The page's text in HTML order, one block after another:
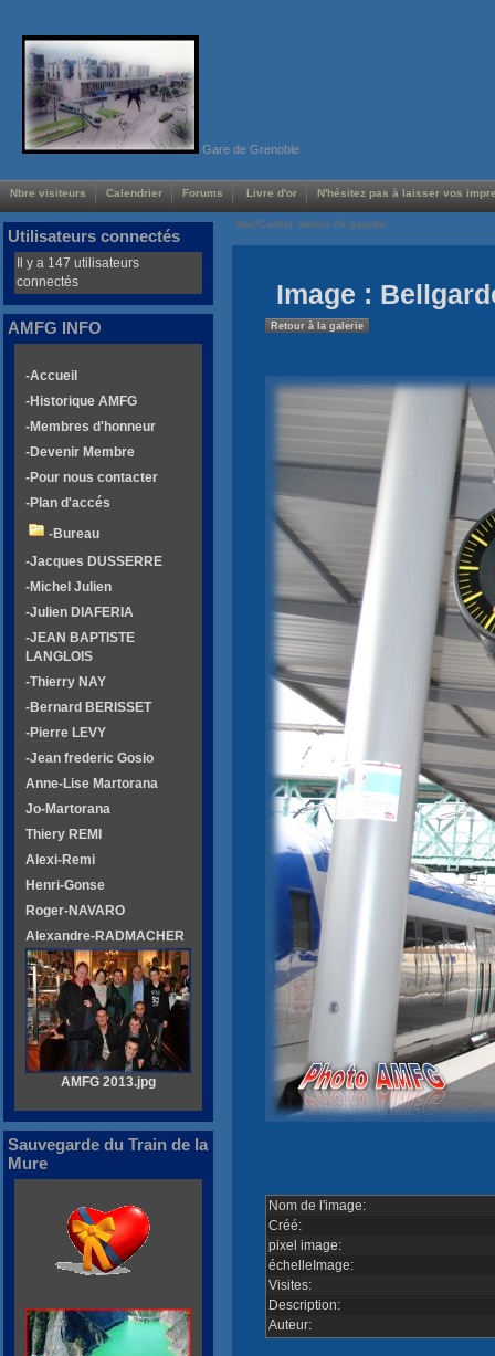
Gare de Grenoble
Nbre visiteurs Calendrier Forums Livre d'or N'hésitez pas à laisser vos
Voir/Cacher menus de gauche
Image :
Retour à la galerie
Nom de l'image:
Créé:
pixel image:
échelleImage:
Visites:
Description:
Auteur:
Utilisateurs connectés
Il y a 147 utilisateurs
connectés
AMFG INFO
-Accueil
-Historique AMFG
-Membres d'honneur
-Devenir Membre
-Pour nous contacter
-Plan d'accés
-Bureau
-Jacques DUSSERRE
-Michel Julien
-Julien DIAFERIA
-JEAN BAPTISTE
LANGLOIS
-Thierry NAY
-Bernard BERISSET
-Pierre LEVY
-Jean frederic Gosio
Anne-Lise Martorana
Jo-Martorana
Thiery REMI
Alexi-Remi
Henri-Gonse
Roger-NAVARO
Alexandre-RADMACHER
AMFG 2013.jpg
Sauvegarde du Train de la
Mure